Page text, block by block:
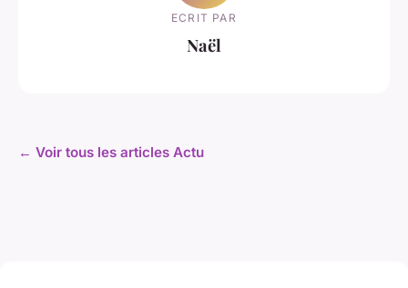
ECRIT PAR
Naël
← Voir tous les articles Actu